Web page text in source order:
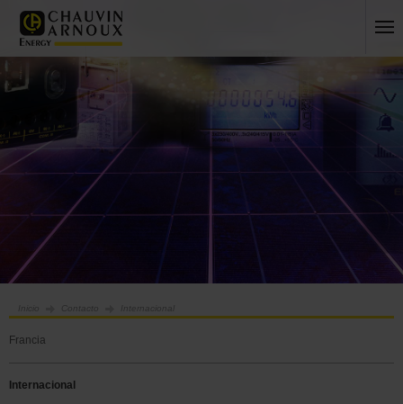
Inicio Contacto Internacional
Francia
Internacional